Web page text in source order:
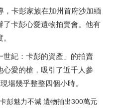
，卡彭家族在加州首府沙加緬
了卡彭心愛遺物拍賣會。他有
世紀：卡彭的資產」的拍賣
愛的槍，吸引了近千人參
場幾乎整整四個小時。